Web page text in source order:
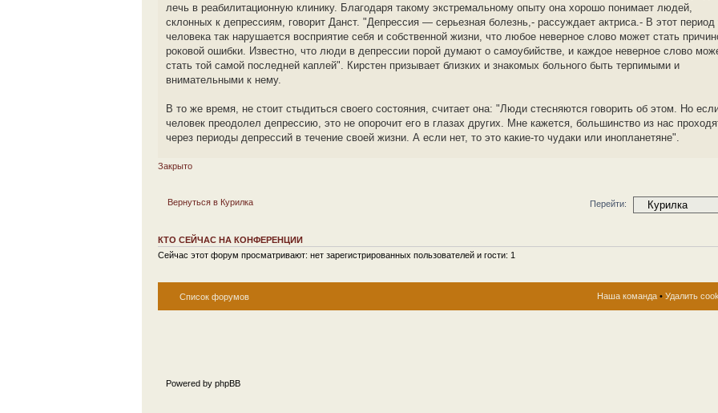
лечь в реабилитационную клинику. Благодаря такому экстремальному опыту она хорошо понимает людей,
склонных к депрессиям, говорит Данст. "Депрессия — серьезная болезнь,- рассуждает актриса.- В этот период
человека так нарушается восприятие себя и собственной жизни, что любое неверное слово может стать
роковой ошибки. Известно, что люди в депрессии порой думают о самоубийстве, и каждое неверное слово
стать той самой последней каплей". Кирстен призывает близких и знакомых больного быть терпимыми и
внимательными к нему.
В то же время, не стоит стыдиться своего состояния, считает она: "Люди стесняются говорить об этом. Но
человек преодолел депрессию, это не опорочит его в глазах других. Мне кажется, большинство из нас
через периоды депрессий в течение своей жизни. А если нет, то это какие-то чудаки или инопланетяне".
Закрыто
Вернуться в Курилка Перейти:
КТО СЕЙЧАС НА КОНФЕРЕНЦИИ
Сейчас этот форум просматривают: нет зарегистрированных пользователей и гости: 1
Список форумов Наша команда • Удалить
Powered by phpBB